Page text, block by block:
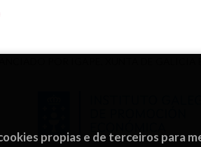
propias e de terceiros para